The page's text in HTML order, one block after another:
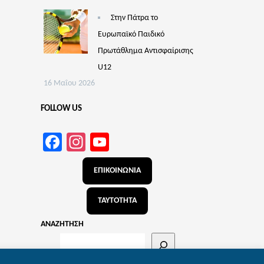
Στην Πάτρα το
Ευρωπαϊκό Παιδικό
Πρωτάθλημα Αντισφαίρισης
U12
16 Μαΐου 2026
FOLLOW US
Facebook
Instagram
Channel
ΕΠΙΚΟΙΝΩΝΙΑ
ΤΑΥΤΟΤΗΤΑ
ΑΝΑΖΗΤΗΣΗ